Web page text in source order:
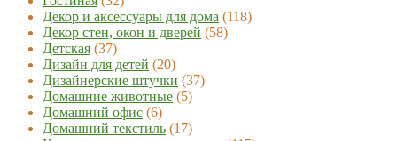
Декор и аксессуары для дома (118)
Декор стен, окон и дверей (58)
Детская (37)
Дизайн для детей (20)
Дизайнерские штучки (37)
Домашние животные (5)
Домашний офис (6)
Домашний текстиль (17)